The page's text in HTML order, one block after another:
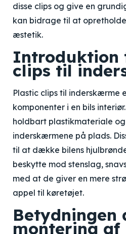
disse clips og give en
kan bidrage til at
æstetik.
Introduktion
clips til
Plastic clips til inderskærme
komponenter i en bils
holdbart plastikmateriale
inderskærmene på plads.
til at dække bilens
beskytte mod stenslag,
med at de giver en mere
appel til køretøjet.
Betydningen
montering af